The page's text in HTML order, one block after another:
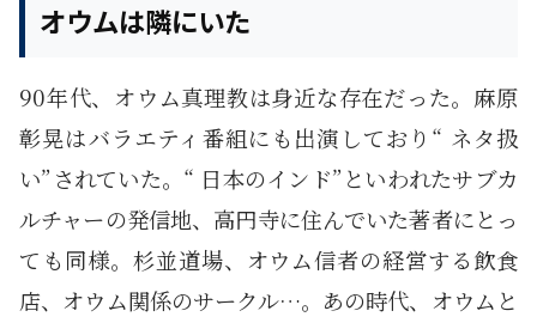
オウムは隣にいた
90年代、オウム真理教は身近な存在だった。麻原
彰晃はバラエティ番組にも出演しており“ ネタ扱
い”されていた。“ 日本のインド”といわれたサブカ
ルチャーの発信地、高円寺に住んでいた著者にとっ
ても同様。杉並道場、オウム信者の経営する飲食
店、オウム関係のサークル…。あの時代、オウムと